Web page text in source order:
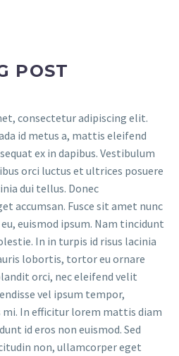
POST
consectetur adipiscing elit.
id metus a, mattis eleifend
ex in dapibus. Vestibulum
orci luctus et ultrices posuere
dui tellus. Donec
accumsan. Fusce sit amet nunc
euismod ipsum. Nam tincidunt
In in turpis id risus lacinia
lobortis, tortor eu ornare
orci, nec eleifend velit
vel ipsum tempor,
In efficitur lorem mattis diam
id eros non euismod. Sed
non, ullamcorper eget